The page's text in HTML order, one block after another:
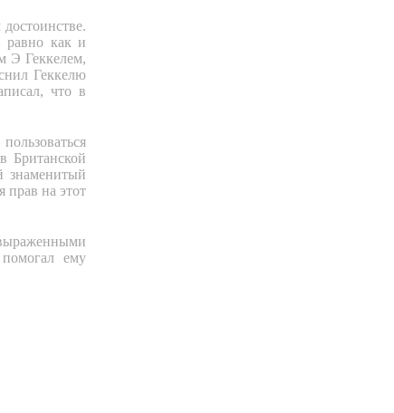
равно как и
Э Геккелем,
Геккелю
что в
Британской
знаменитый
прав на этот
ему